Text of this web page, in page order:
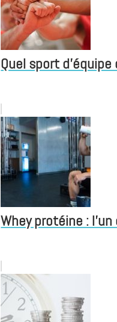
Quel sport
Whey protéine :